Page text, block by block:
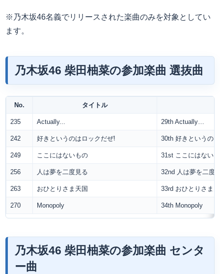
※乃木坂46名義でリリースされた楽曲のみを対象としてい
ます。
乃木坂46 柴田柚菜の参加楽曲 選抜曲
No. タイトル
235 Actually... 29th Actually…
242 好きというのはロックだぜ! 30th 好きというの
249 ここにはないもの 31st ここにはない
256 人は夢を二度見る 32nd 人は夢を二度
263 おひとりさま天国 33rd おひとりさま
270 Monopoly 34th Monopoly
乃木坂46 柴田柚菜の参加楽曲 センタ
ー曲